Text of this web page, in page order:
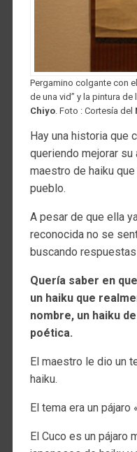
Pergamino colgante con
de una vid” y la pintura
Chiyo. Foto : Cortesía del
Hay una historia que
queriendo mejorar su
maestro de haiku
pueblo.
A pesar de que ella
reconocida no se
buscando respuestas
Quería saber en
un haiku que
nombre, un haiku
poética.
El maestro le dio un
haiku.
El tema era un pájaro
El Cuco es un pájaro